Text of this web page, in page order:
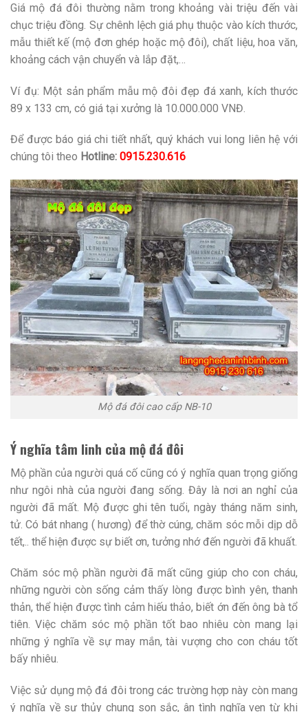
Giá mộ đá đôi thường nằm trong khoảng vài triệu đến vài
chục triệu đồng. Sự chênh lệch giá phụ thuộc vào kích thước,
mẫu thiết kế (mộ đơn ghép hoặc mộ đôi), chất liệu, hoa văn,
khoảng cách vận chuyển và lắp đặt,…
Ví đụ: Một sản phẩm mẫu mộ đôi đẹp đá xanh, kích thước
89 x 133 cm, có giá tại xưởng là 10.000.000 VNĐ.
Để được báo giá chi tiết nhất, quý khách vui long liên hệ với
chúng tôi theo Hotline: 0915.230.616
Mộ đá đôi cao cấp NB-10
Ý nghĩa tâm linh của mộ đá đôi
Mộ phần của người quá cố cũng có ý nghĩa quan trọng giống
như ngôi nhà của người đang sống. Đây là nơi an nghỉ của
người đã mất. Mộ được ghi tên tuổi, ngày tháng năm sinh,
tử. Có bát nhang ( hương) để thờ cúng, chăm sóc mỗi dịp dỗ
tết,.. thể hiện được sự biết ơn, tưởng nhớ đến người đã khuất.
Chăm sóc mộ phần người đã mất cũng giúp cho con cháu,
những người còn sống cảm thấy lòng được bình yên, thanh
thản, thể hiện được tình cảm hiếu thảo, biết ớn đến ông bà tổ
tiên. Việc chăm sóc mộ phần tốt bao nhiêu còn mang lại
những ý nghĩa về sự may mắn, tài vượng cho con cháu tốt
bấy nhiêu.
Việc sử dụng mộ đá đôi trong các trường hợp này còn mang
ý nghĩa về sự thủy chung son sắc, ân tình nghĩa vẹn từ khi